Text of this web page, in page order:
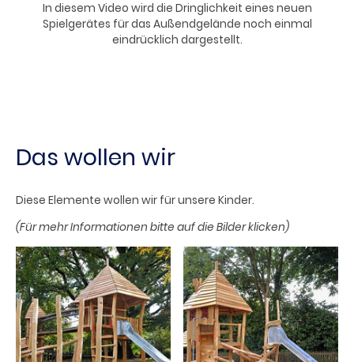
In diesem Video wird die Dringlichkeit eines neuen
Spielgerätes für das Außendgelände noch einmal
eindrücklich dargestellt.
Das wollen wir
Diese Elemente wollen wir für unsere Kinder.
(Für mehr Informationen bitte auf die Bilder klicken)